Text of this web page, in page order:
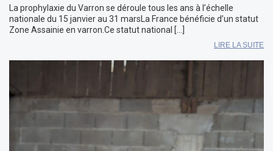
La prophylaxie du Varron se déroule tous les ans à l’échelle
nationale du 15 janvier au 31 marsLa France bénéficie d’un statut
Zone Assainie en varron.Ce statut national […]
LIRE LA SUITE